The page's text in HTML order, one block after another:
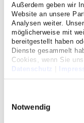
Außerdem geben wir
Website an unsere
Analysen weiter.
möglicherweise mit
bereitgestellt haben
Dienste gesammelt
Cookies, wenn Sie
Datenschutz
Notwendig